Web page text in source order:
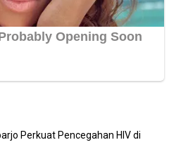
Perkuat Pencegahan HIV di